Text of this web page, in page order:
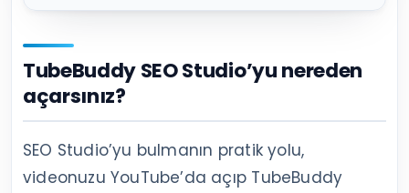
TubeBuddy SEO Studio’yu nereden
açarsınız?
SEO Studio’yu bulmanın pratik yolu,
videonuzu YouTube’da açıp TubeBuddy